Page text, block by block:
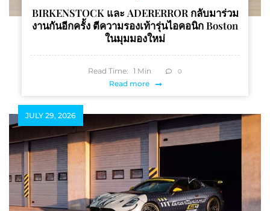
BIRKENSTOCK และ ADERERROR กลับมาร่วม
งานกันอีกครั้ง ตีความรองเท้ารุ่นไอคอนิก Boston
ในมุมมองใหม่
Read Time: 1 Min 0
Read more
JULY 29, 2026